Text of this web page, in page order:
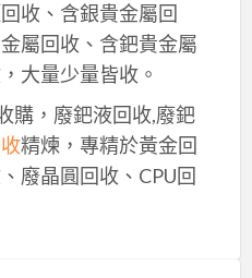
收、含銀貴金屬回
屬回收、含鈀貴金屬
大量少量皆收。
購，廢鈀液回收,廢鈀
精煉，專精於黃金回
廢晶圓回收、CPU回